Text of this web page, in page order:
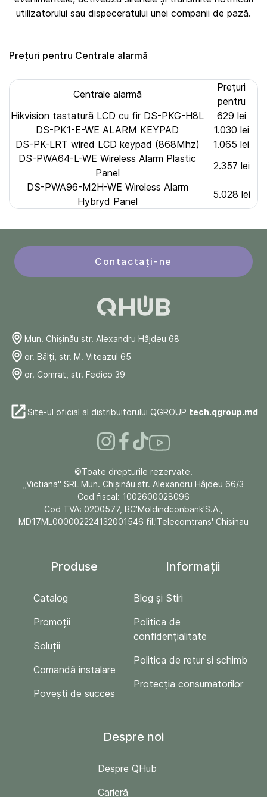
utilizatorului sau dispeceratului unei companii de pază.
Prețuri pentru Centrale alarmă
Centrale alarmă
Prețuri
pentru
Hikvision tastatură LCD cu fir DS-PKG-H8L
629 lei
DS-PK1-E-WE ALARM KEYPAD
1.030 lei
DS-PK-LRT wired LCD keypad (868Mhz)
1.065 lei
DS-PWA64-L-WE Wireless Alarm Plastic
Panel
2.357 lei
DS-PWA96-M2H-WE Wireless Alarm
Hybryd Panel
5.028 lei
Contactați-ne
Mun. Chişinău str. Alexandru Hâjdeu 68
or. Bălți, str. M. Viteazul 65
or. Comrat, str. Fedico 39
Site-ul oficial al distribuitorului QGROUP tech.qgroup.md
©Toate drepturile rezervate.
„Victiana" SRL Mun. Chişinău str. Alexandru Hâjdeu 66/3
Cod fiscal: 1002600028096
Cod TVA: 0200577, BC'Moldindconbank'S.A.,
MD17ML000002224132001546 fil.'Telecomtrans' Chisinau
Produse
Catalog
Promoții
Soluții
Comandă instalare
Povești de succes
Informații
Blog și Stiri
Politica de
confidențialitate
Politica de retur si schimb
Protecția consumatorilor
Despre noi
Despre QHub
Carieră